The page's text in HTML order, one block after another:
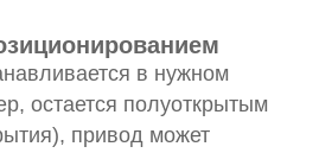
в нужном
остается полуоткрытым
привод может